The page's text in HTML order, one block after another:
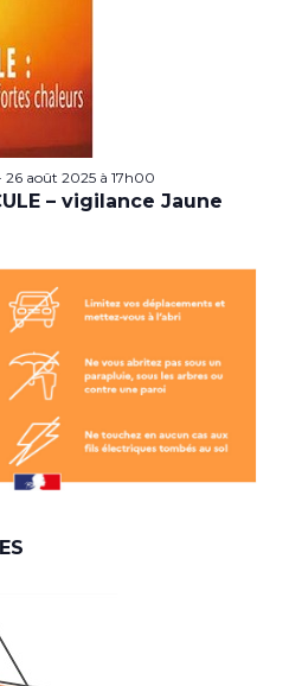
26 août 2025 à 17h00
– vigilance Jaune